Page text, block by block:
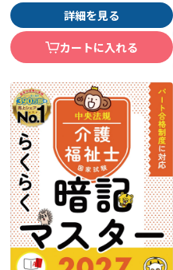
詳細を見る
カートに入れる